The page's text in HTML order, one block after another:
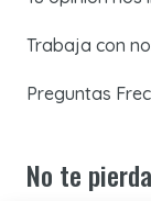
Trabaja con
Preguntas
No te